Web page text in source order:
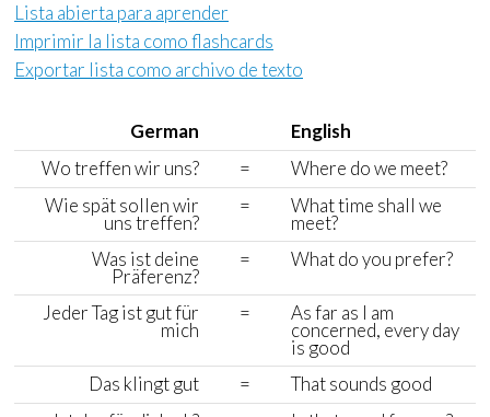
Lista abierta para aprender
Imprimir la lista comoflashcards
Exportar lista como archivo de texto
German
English
Wo treffen wir uns?
=
Where do we meet?
Wie spät sollen wir
uns treffen?
= What time shall we
meet?
Was ist deine
Präferenz?
= What do you prefer?
Jeder Tag ist gut für
mich
= As far as I am
concerned, every day
is good
Das klingt gut
=
That sounds good